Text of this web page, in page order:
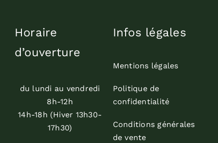
Horaire
d’ouverture
du lundi au vendredi
8h-12h
14h-18h (Hiver 13h30-
17h30)
Infos légales
Mentions légales
Politique de
confidentialité
Conditions générales
de vente